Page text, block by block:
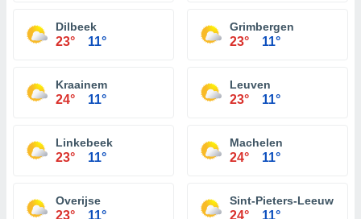
Dilbeek
23° 11°
Grimbergen
23° 11°
Kraainem
24° 11°
Leuven
23° 11°
Linkebeek
23° 11°
Machelen
24° 11°
Overijse
23° 11°
Sint-Pieters-Leeuw
24° 11°